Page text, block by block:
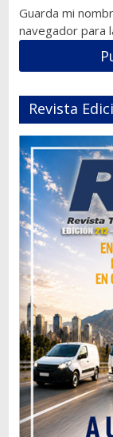
Guarda mi
navegador para
Revista